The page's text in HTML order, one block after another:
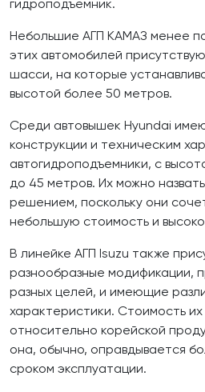
гидроподъемник.
Небольшие АГП КАМАЗ менее
этих автомобилей
шасси, на которые
высотой более 50 метров.
Среди автовышек Hyundai
конструкции и техническим
автогидроподъемники, с
до 45 метров. Их можно
решением, поскольку они
небольшую стоимость и
В линейке АГП Isuzu также
разнообразные модификации,
разных целей, и имеющие
характеристики. Стоимость
относительно корейской
она, обычно, оправдывается
сроком эксплуатации.